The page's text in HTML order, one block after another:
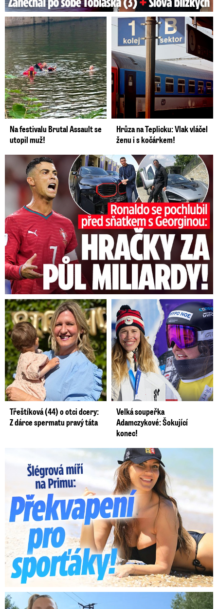
Na festivalu Brutal Assault se
utopil muž!
Hrůza na Teplicku: Vlak vláčel
ženu i s kočárkem!
Ronaldo se pochlubil před sňatkem: Hračky za půl miliardy!
Třeštíková (44) o otci dcery:
Z dárce spermatu pravý táta
Velká soupeřka
Adamczykové: Šokující
konec!
Lucie Šlégrová míří na Primu. Překvapení pro sporťáky!
Smrtelný pád chlapce: Matka vydala vyjádření na 16 stran